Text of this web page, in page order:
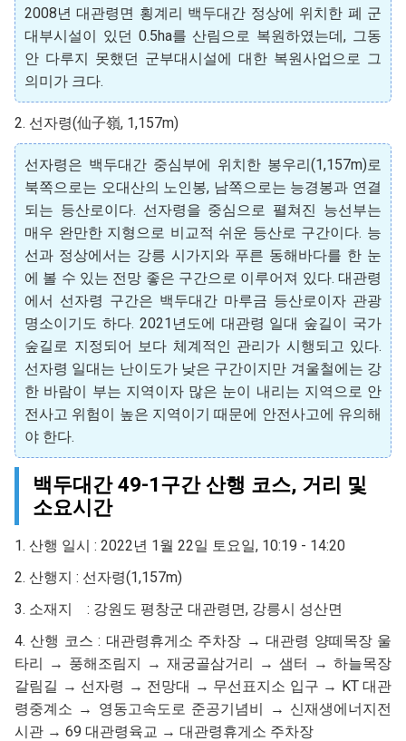
2008년 대관령면 횡계리 백두대간 정상에 위치한 폐 군
대부시설이 있던 0.5ha를 산림으로 복원하였는데, 그동
안 다루지 못했던 군부대시설에 대한 복원사업으로 그
의미가 크다.
2. 선자령(仙子嶺, 1,157m)
선자령은 백두대간 중심부에 위치한 봉우리(1,157m)로
북쪽으로는 오대산의 노인봉, 남쪽으로는 능경봉과 연결
되는 등산로이다. 선자령을 중심으로 펼쳐진 능선부는
매우 완만한 지형으로 비교적 쉬운 등산로 구간이다. 능
선과 정상에서는 강릉 시가지와 푸른 동해바다를 한 눈
에 볼 수 있는 전망 좋은 구간으로 이루어져 있다. 대관령
에서 선자령 구간은 백두대간 마루금 등산로이자 관광
명소이기도 하다. 2021년도에 대관령 일대 숲길이 국가
숲길로 지정되어 보다 체계적인 관리가 시행되고 있다.
선자령 일대는 난이도가 낮은 구간이지만 겨울철에는 강
한 바람이 부는 지역이자 많은 눈이 내리는 지역으로 안
전사고 위험이 높은 지역이기 때문에 안전사고에 유의해
야 한다.
백두대간 49-1구간 산행 코스, 거리 및
소요시간
1. 산행 일시 : 2022년 1월 22일 토요일, 10:19 - 14:20
2. 산행지 : 선자령(1,157m)
3. 소재지 : 강원도 평창군 대관령면, 강릉시 성산면
4. 산행 코스 : 대관령휴게소 주차장 → 대관령 양떼목장 울
타리 → 풍해조림지 → 재궁골삼거리 → 샘터 → 하늘목장
갈림길 → 선자령 → 전망대 → 무선표지소 입구 → KT 대관
령중계소 → 영동고속도로 준공기념비 → 신재생에너지전
시관 → 69 대관령육교 → 대관령휴게소 주차장